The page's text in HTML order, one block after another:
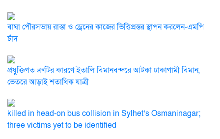
বাঘা পৌরসভায় রাস্তা ও ড্রেনের কাজের ভিত্তিপ্রস্তর স্থাপন করলেন-এমপি
চাঁদ
প্রযুক্তিগত ত্রুটির কারণে ইতালি বিমানবন্দরে আটকা ঢাকাগামী বিমান,
ভেতরে আড়াই শতাধিক যাত্রী
killed in head-on bus collision in Sylhet’s Osmaninagar;
three victims yet to be identified